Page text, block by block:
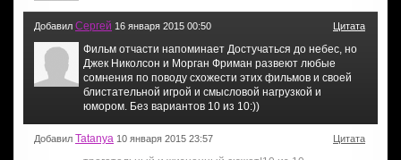
Добавил Сергей 16 января 2015 00:50 Цитата
Фильм отчасти напоминает Достучаться до небес, но
Джек Николсон и Морган Фриман развеют любые
сомнения по поводу схожести этих фильмов и своей
блистательной игрой и смысловой нагрузкой и
юмором. Без вариантов 10 из 10:))
Добавил Tatanya 10 января 2015 23:57 Цитата